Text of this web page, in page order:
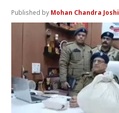
Mohan Chandra Joshi